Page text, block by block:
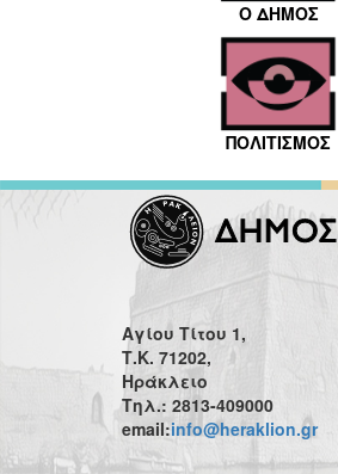
Ο ΔΗΜΟΣ
ΠΟΛΙΤΙΣΜΟΣ
Αγίου Τίτου 1,
Τ.Κ. 71202,
Ηράκλειο
Τηλ.: 2813-409000
email:info@heraklion.gr